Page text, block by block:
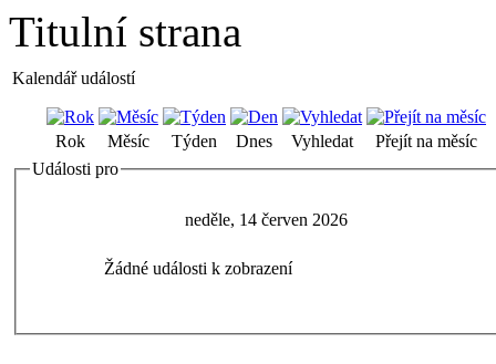
Titulní strana
Kalendář událostí
Rok Měsíc Týden Dnes Vyhledat
Přejít na měsíc
Události pro
neděle, 14 červen 2026
Žádné události k zobrazení